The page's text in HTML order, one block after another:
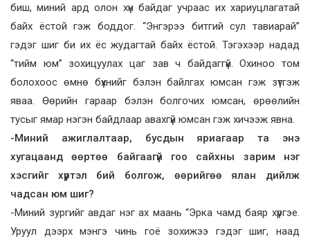
биш, миний ард олон хүн байдаг учраас их хариуцлагатай
байх ёстой гэж боддог. “Энгэрээ битгий сул тавиарай”
гэдэг шиг би их ёс жудагтай байх ёстой. Тэгэхээр надад
“тийм юм” зохицуулах цаг зав ч байдаггүй. Охиноо том
болохоос өмнө бүхнийг бэлэн байлгах юмсан гэж зүтгэж
яваа. Өөрийн гараар бэлэн болгочих юмсан, өрөөлийн
тусыг ямар нэгэн байдлаар авахгүй юмсан гэж хичээж явна.
-Миний ажиглалтаар, бусдын яриагаар та энэ
хугацаанд өөртөө байгаагүй гоо сайхны зарим нэг
хэсгийг хүртэл бий болгож, өөрийгөө ялан дийлж
чадсан юм шиг?
-Миний зургийг авдаг нэг ах маань “Эрка чамд баяр хүргэе.
Уруул дээрх мэнгэ чинь гоё зохижээ гэдэг шиг, наад